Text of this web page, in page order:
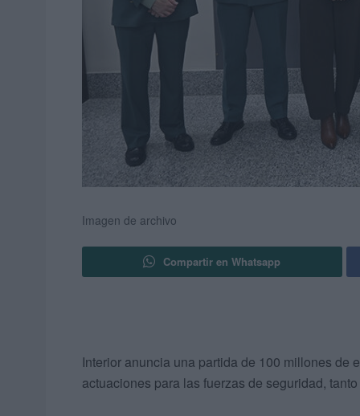
Imagen de archivo
Compartir en Whatsapp
Interior anuncia una partida de 100 millones de
actuaciones para las fuerzas de seguridad,